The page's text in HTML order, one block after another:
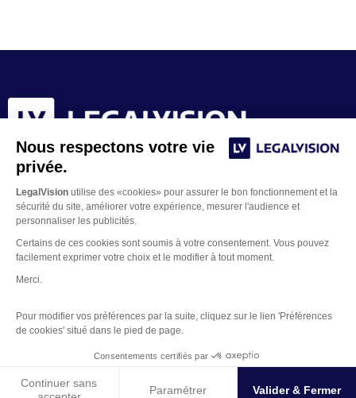
Nous respectons votre vie
privée.
LegalVision utilise des «cookies» pour assurer le bon fonctionnement et la
sécurité du site, améliorer votre expérience, mesurer l'audience et
personnaliser les publicités.
Certains de ces cookies sont soumis à votre consentement. Vous pouvez
facilement exprimer votre choix et le modifier à tout moment.
Merci.
Pour modifier vos préférences par la suite, cliquez sur le lien 'Préférences
de cookies' situé dans le pied de page.
Consentements certifiés par
Continuer sans
Paramétrer Valider & Fermer
Mentions Légales